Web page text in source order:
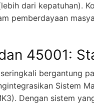
dari kepatuhan).
pemberdayaan
45001:
bergantung
Sistem
Dengan sistem